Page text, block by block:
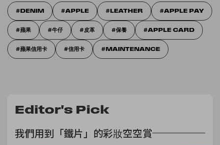
DENIM APPLE LEATHER APPLE PAY
蘋果 牛仔 皮革 保養 APPLE CARD
蘋果信用卡 信用卡 MAINTENANCE
Editor's Pick
我們用到「鐵片」的彩妝空空賞